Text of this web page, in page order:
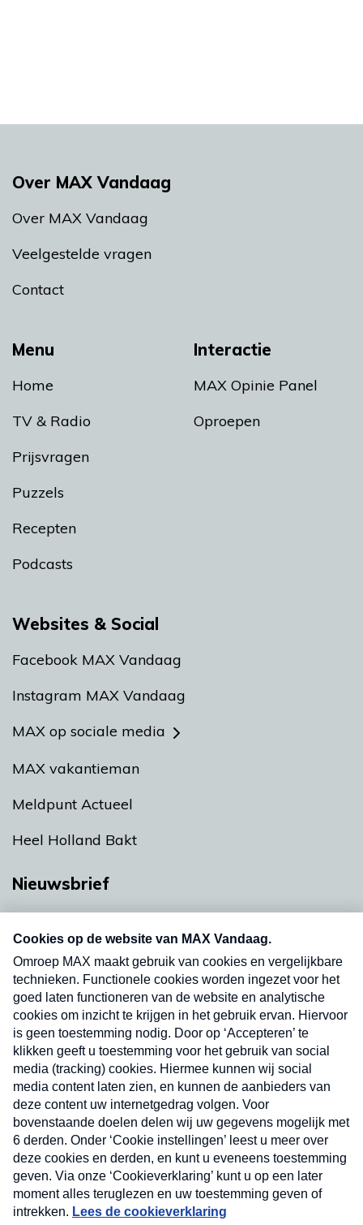
Menu
Home
TV & Radio
Prijsvragen
Puzzels
Recepten
Podcasts
Interactie
MAX Opinie Panel
Oproepen
Over MAX Vandaag
Over MAX Vandaag
Veelgestelde vragen
Contact
Websites & Social
Facebook MAX Vandaag
Instagram MAX Vandaag
MAX op sociale media
MAX vakantieman
Meldpunt Actueel
Heel Holland Bakt
Nieuwsbrief
nieuwsbrief. Elke vrijdag- en dinsdagochtend in
uw mailbox.
Verzend
Nieuwsbrief
Neem hier een gratis abonnement op onze
nieuwsbrief. Elke vrijdag- en dinsdagochtend in uw